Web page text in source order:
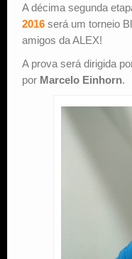
A décima segunda
2016 será um torneio
amigos da ALEX!
A prova será dirigida
por Marcelo Einhorn.